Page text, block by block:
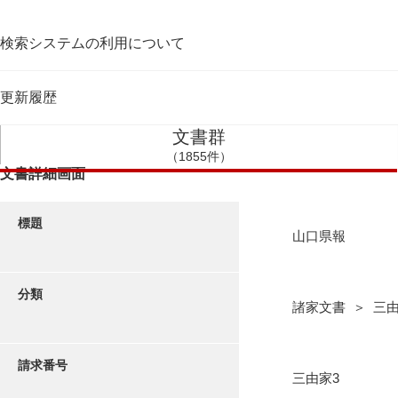
検索システムの利用について
更新履歴
文書群
（1855件）
文書詳細画面
標題
山口県報
分類
諸家文書 ＞ 三
請求番号
三由家3